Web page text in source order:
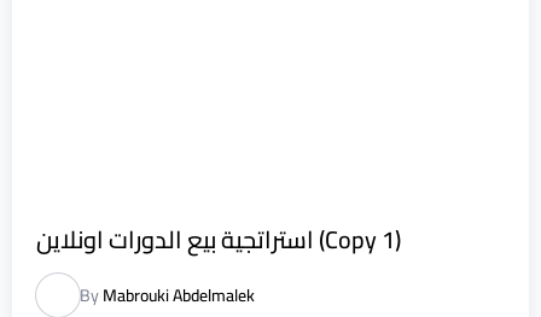
استراتجية بيع الدورات اونلاين (Copy 1)
ByMabrouki Abdelmalek